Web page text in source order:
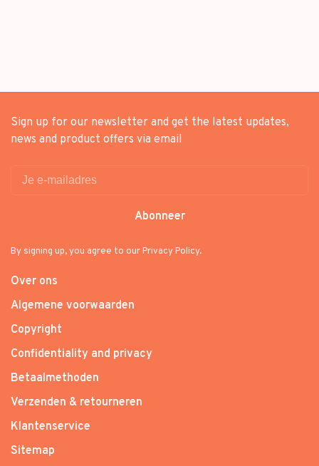
Sign up for our newsletter and get the latest updates,
news and product offers via email
Abonneer
By signing up, you agree to our Privacy Policy.
Over ons
Algemene voorwaarden
Copyright
Confidentiality and privacy
Betaalmethoden
Verzenden & retourneren
Klantenservice
Sitemap